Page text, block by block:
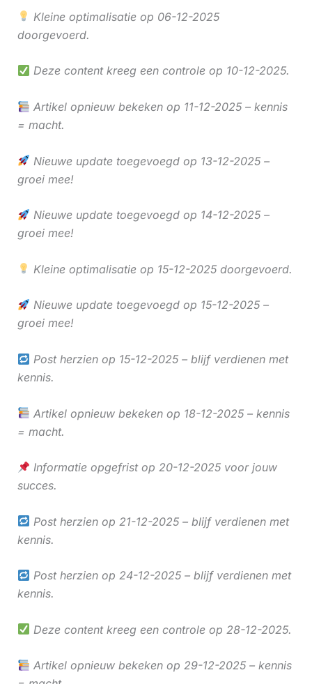
Kleine optimalisatie op 06-12-2025
doorgevoerd.
Deze content kreeg een controle op 10-12-2025.
Artikel opnieuw bekeken op 11-12-2025 – kennis
= macht.
Nieuwe update toegevoegd op 13-12-2025 –
groei mee!
Nieuwe update toegevoegd op 14-12-2025 –
groei mee!
Kleine optimalisatie op 15-12-2025 doorgevoerd.
Nieuwe update toegevoegd op 15-12-2025 –
groei mee!
Post herzien op 15-12-2025 – blijf verdienen met
kennis.
Artikel opnieuw bekeken op 18-12-2025 – kennis
= macht.
Informatie opgefrist op 20-12-2025 voor jouw
succes.
Post herzien op 21-12-2025 – blijf verdienen met
kennis.
Post herzien op 24-12-2025 – blijf verdienen met
kennis.
Deze content kreeg een controle op 28-12-2025.
Artikel opnieuw bekeken op 29-12-2025 – kennis